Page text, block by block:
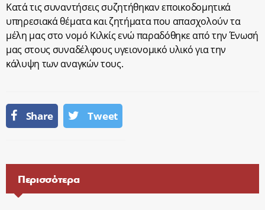
Κατά τις συναντήσεις συζητήθηκαν εποικοδομητικά
υπηρεσιακά θέματα και ζητήματα που απασχολούν τα
μέλη μας στο νομό Κιλκίς ενώ παραδόθηκε από την Ένωσή
μας στους συναδέλφους υγειονομικό υλικό για την
κάλυψη των αναγκών τους.
Share Tweet
Περισσότερα